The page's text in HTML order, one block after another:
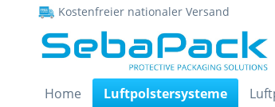
Kostenfreier nationaler Versand
Home Luftpolstersysteme